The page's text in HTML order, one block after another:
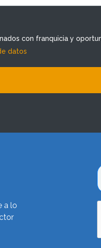
con franquicia y
datos
a lo